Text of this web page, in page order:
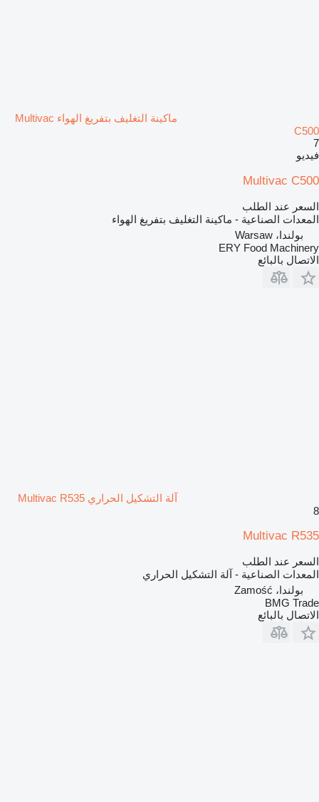
ماكينة التغليف بتفريغ الهواء Multivac
C500
7
فيديو
Multivac C500
السعر عند الطلب
المعدات الصناعية - ماكينة التغليف بتفريغ الهواء
بولندا، Warsaw
ERY Food Machinery
الاتصال بالبائع
آلة التشكيل الحراري Multivac R535
8
Multivac R535
السعر عند الطلب
المعدات الصناعية - آلة التشكيل الحراري
بولندا، Zamość
BMG Trade
الاتصال بالبائع